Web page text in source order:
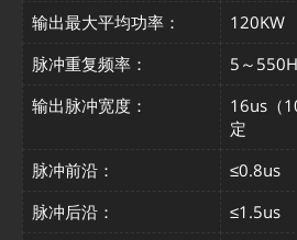
输出最大平均功率：
120KW
脉冲重复频率：
5～
输出脉冲宽度：
16us（
定
脉冲前沿：
≤0.8us
脉冲后沿：
≤1.5us